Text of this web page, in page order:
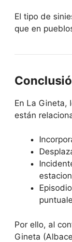
El tipo de
que en
En La Gineta,
están
Por ello, al
Gineta